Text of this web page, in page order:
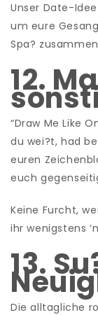
Unser Date-
um eure
Spa?
12.
“Draw Me Like
du wei?t, had
euren
euch
Keine Furcht,
ihr wenigstens
13.
Die alltagliche